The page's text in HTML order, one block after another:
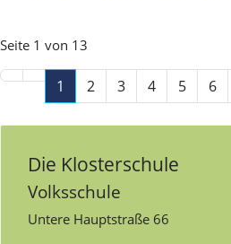
Seite 1 von 13
1 2 3 4 5 6
Die Klosterschule
Volksschule
Untere Hauptstraße 66